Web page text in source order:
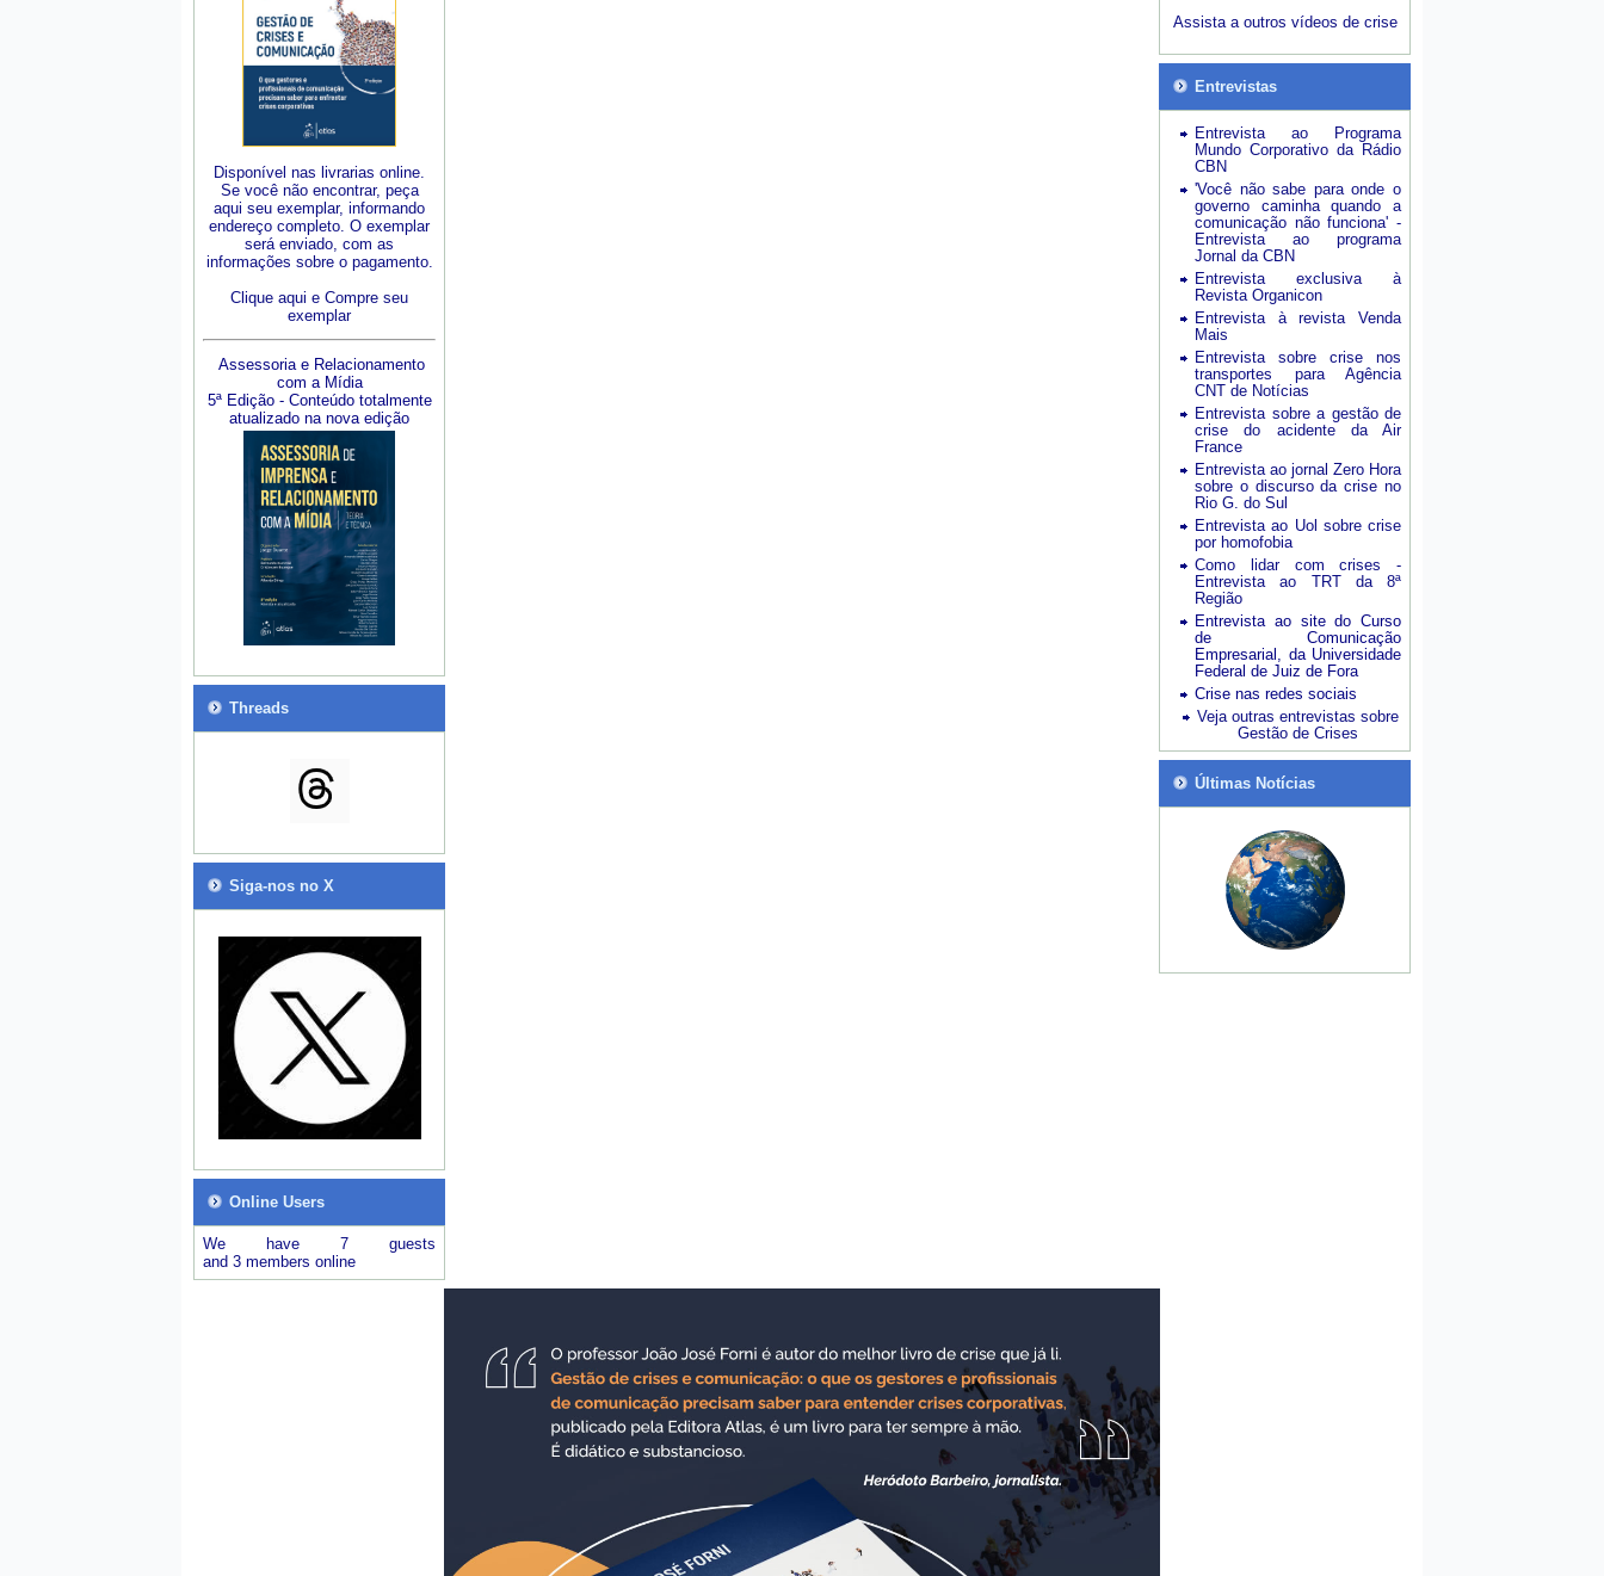
Disponível nas livrarias online.
Se você não encontrar, peça
aqui seu exemplar, informando
endereço completo. O exemplar
será enviado, com as
informações sobre o pagamento.
Clique aqui e Compre seu
exemplar
Assessoria e Relacionamento
com a Mídia
5ª Edição - Conteúdo totalmente
atualizado na nova edição
Threads
Siga-nos no X
Online Users
We have 7 guests
and 3 members online
Assista a outros vídeos de crise
Entrevistas
Entrevista ao Programa
Mundo Corporativo da Rádio
CBN
'Você não sabe para onde o
governo caminha quando a
comunicação não funciona' -
Entrevista ao programa
Jornal da CBN
Entrevista exclusiva à
Revista Organicon
Entrevista à revista Venda
Mais
Entrevista sobre crise nos
transportes para Agência
CNT de Notícias
Entrevista sobre a gestão de
crise do acidente da Air
France
Entrevista ao jornal Zero Hora
sobre o discurso da crise no
Rio G. do Sul
Entrevista ao Uol sobre crise
por homofobia
Como lidar com crises -
Entrevista ao TRT da 8ª
Região
Entrevista ao site do Curso
de Comunicação
Empresarial, da Universidade
Federal de Juiz de Fora
Crise nas redes sociais
Veja outras entrevistas sobre
Gestão de Crises
Últimas Notícias